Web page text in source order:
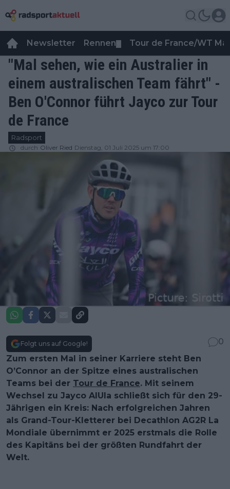
Newsletter Rennen Tour de France/WT
"Mal sehen, wie ein Australier in
einem australischen Team fährt" -
Ben O'Connor führt Jayco zur Tour
de France
Radsport
durch Oliver Ried Dienstag, 01 Juli 2025 um 17:00
Folgt uns auf Google!
0
Zum ersten Mal in seiner Karriere steht Ben
O’Connor an der Spitze eines australischen
Teams bei der Tour de France. Mit seinem
Wechsel zu Jayco AlUla schließt sich für den 29-
Jährigen ein Kreis: Nach erfolgreichen Jahren
als Grand-Tour-Kletterer bei Decathlon AG2R La
Mondiale übernimmt er 2025 erstmals die Rolle
des Kapitäns bei der größten Rundfahrt der
Welt.